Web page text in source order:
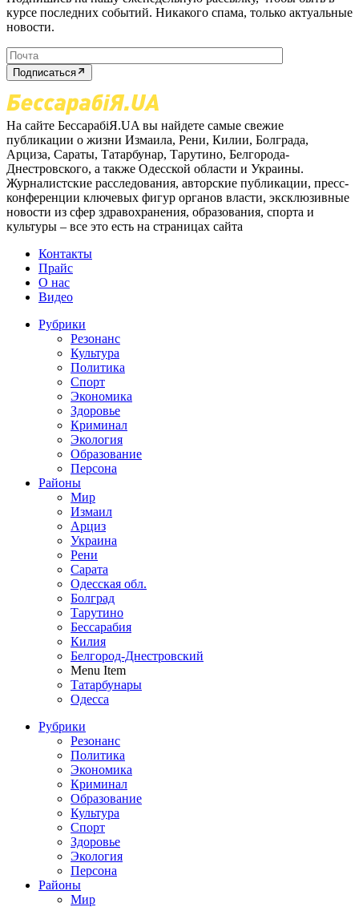
курсе последних событий. Никакого спама, только актуальные
новости.
Подписаться
На сайте БессарабіЯ.UA вы найдете самые свежие
публикации о жизни Измаила, Рени, Килии, Болграда,
Арциза, Сараты, Татарбунар, Тарутино, Белгорода-
Днестровского, а также Одесской области и Украины.
Журналистские расследования, авторские публикации, пресс-
конференции ключевых фигур органов власти, эксклюзивные
новости из сфер здравохранения, образования, спорта и
культуры – все это есть на страницах сайта
Контакты
Прайс
О нас
Видео
Рубрики
Резонанс
Культура
Политика
Спорт
Экономика
Здоровье
Криминал
Экология
Образование
Персона
Районы
Мир
Измаил
Арциз
Украина
Рени
Сарата
Одесская обл.
Болград
Тарутино
Бессарабия
Килия
Белгород-Днестровский
Menu Item
Татарбунары
Одесса
Рубрики
Резонанс
Политика
Экономика
Криминал
Образование
Культура
Спорт
Здоровье
Экология
Персона
Районы
Мир